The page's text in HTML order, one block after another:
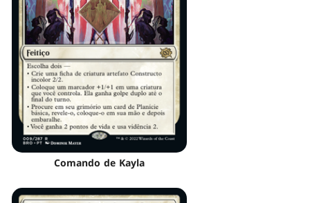
Comando de Kayla